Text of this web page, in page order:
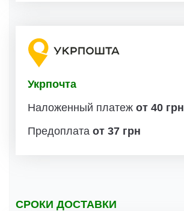
Укрпочта
Наложенный платеж от 40 грн
Предоплата от 37 грн
СРОКИ ДОСТАВКИ